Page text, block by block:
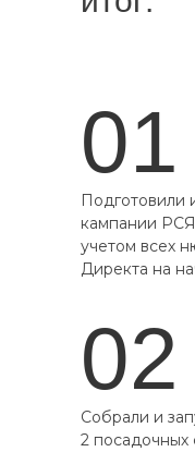
01
Подготовили
кампании
учетом всех
Директа на
02
Собрали и
2 посадочных